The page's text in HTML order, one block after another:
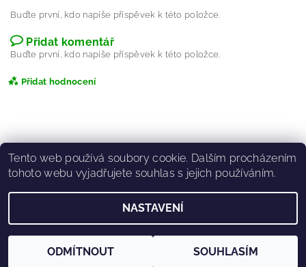
Buďte první, kdo napíše příspěvek k této položce.
Přidat komentář
Buďte první, kdo napíše příspěvek k této položce.
Přidat hodnocení
O.S.TOULAVÉ TLAPKY | Instagram Tlapek | Stray Paws facebook
2026 ©www.Eshop-Tlapky.cz, všechna práva vyhrazena
Tento web používá soubory cookie. Dalším procházením
tohoto webu vyjadřujete souhlas s jejich používáním.
NASTAVENÍ
ODMÍTNOUT SOUHLASÍM